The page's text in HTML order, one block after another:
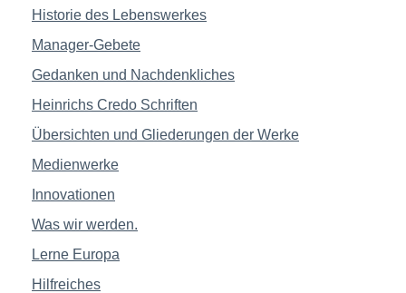
Historie des Lebenswerkes
Manager-Gebete
Gedanken und Nachdenkliches
Heinrichs Credo Schriften
Übersichten und Gliederungen der Werke
Medienwerke
Innovationen
Was wir werden.
Lerne Europa
Hilfreiches